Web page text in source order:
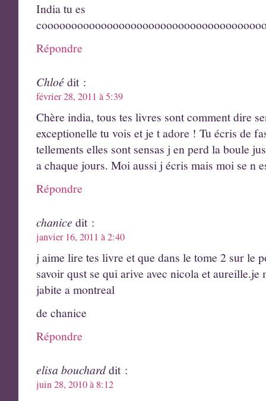
India tu es
Répondre
Chloédit :
février 28, 2011 à 5:39
Chère india, tous tes livres sont comment dire
exceptionelle tu vois et je t adore ! Tu écris de
tellements elles sont sensas j en perd la boule
a chaque jours. Moi aussi j écris mais moi se n
Répondre
chanice dit :
janvier 16, 2011 à 2:40
j aime lire tes livre et que dans le tome 2 sur le
savoir qust se qui arive avec nicola et aureille.je
jabite a montreal
de chanice
Répondre
elisa boucharddit :
juin 28, 2010 à 8:12